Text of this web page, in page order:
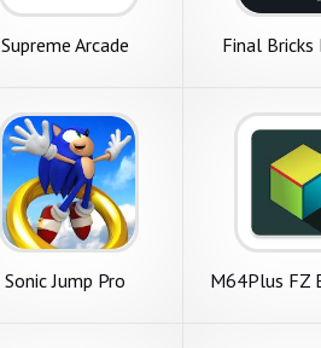
Supreme Arcade Final Bricks
Sonic Jump Pro M64Plus FZ